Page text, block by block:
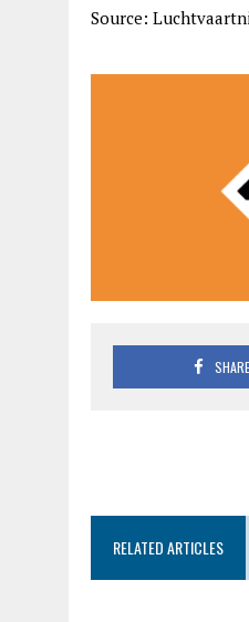
Source:
SHARE
RELATED ARTICLES